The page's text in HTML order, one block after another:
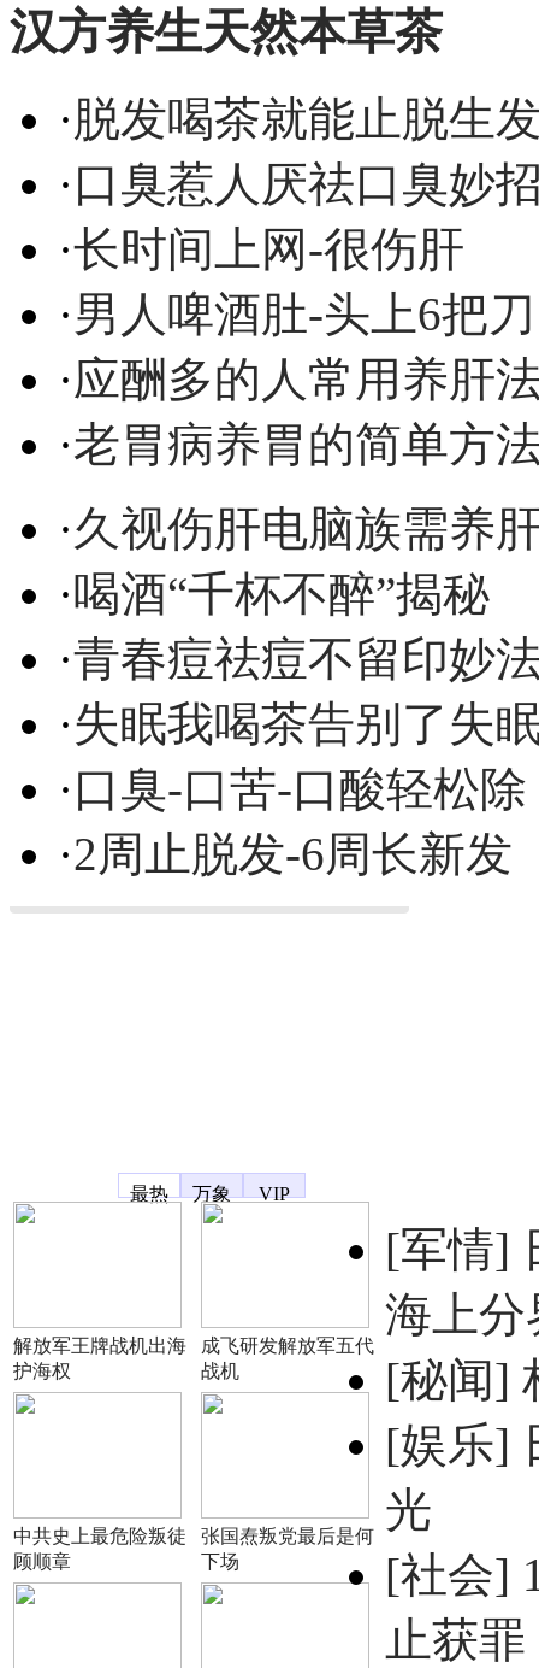
汉方养生天然本草茶
·脱发喝茶就能止脱生
·口臭惹人厌祛口臭妙
·长时间上网-很伤肝
·男人啤酒肚-头上6把刀
·应酬多的人常用养肝
·老胃病养胃的简单方
·久视伤肝电脑族需养
·喝酒“千杯不醉”揭秘
·青春痘祛痘不留印妙
·失眠我喝茶告别了失
·口臭-口苦-口酸轻松除
·2周止脱发-6周长新发
最热
万象 VIP
解放军王牌战机出海
护海权
成飞研发解放军五代
战机
中共史上最危险叛徒
顾顺章
张国焘叛党最后是何
下场
[军情]
海上分
[秘闻]
[娱乐]
光
[社会]
止获罪